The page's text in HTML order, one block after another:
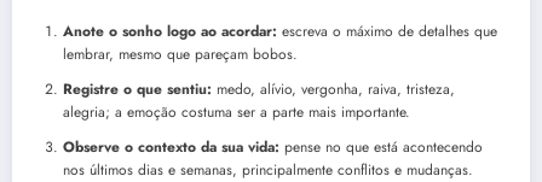
Anote o sonho logo ao acordar: escreva o máximo de detalhes que
lembrar, mesmo que pareçam bobos.
Registre o que sentiu: medo, alívio, vergonha, raiva, tristeza,
alegria; a emoção costuma ser a parte mais importante.
Observe o contexto da sua vida: pense no que está acontecendo
nos últimos dias e semanas, principalmente conflitos e mudanças.